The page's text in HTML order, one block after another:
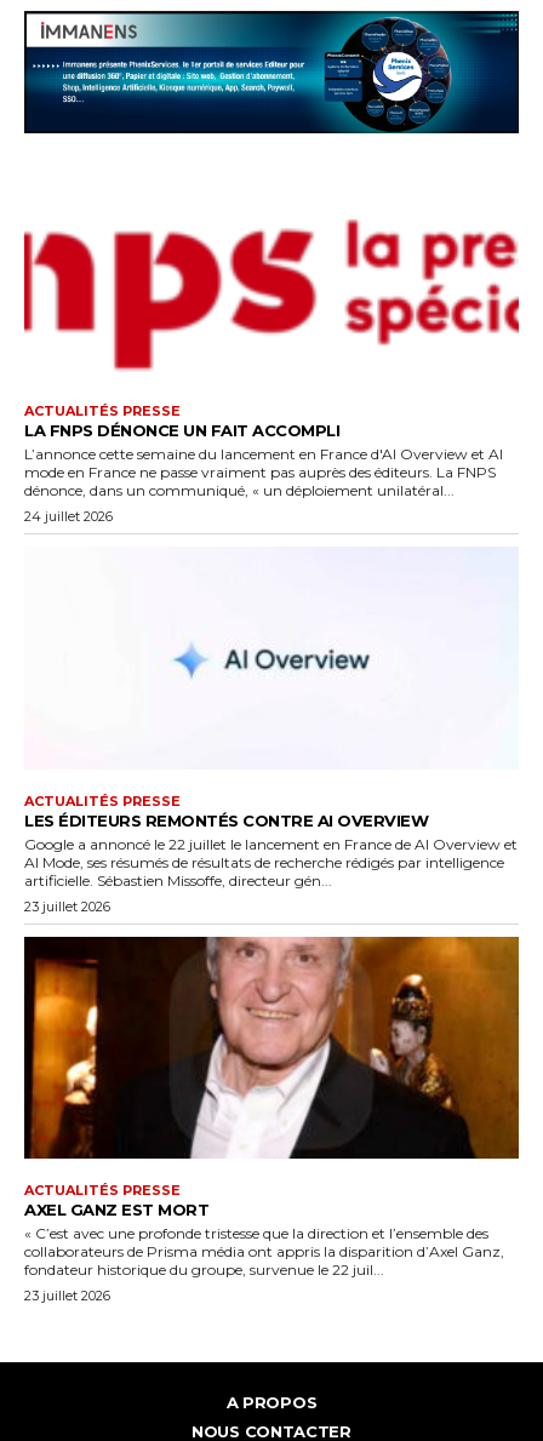
ACTUALITÉS PRESSE
LA FNPS DÉNONCE UN FAIT ACCOMPLI
L’annonce cette semaine du lancement en France d'AI Overview et AI
mode en France ne passe vraiment pas auprès des éditeurs. La FNPS
dénonce, dans un communiqué, « un déploiement unilatéral...
24 juillet 2026
ACTUALITÉS PRESSE
LES ÉDITEURS REMONTÉS CONTRE AI OVERVIEW
Google a annoncé le 22 juillet le lancement en France de AI Overview et
AI Mode, ses résumés de résultats de recherche rédigés par intelligence
artificielle. Sébastien Missoffe, directeur gén...
23 juillet 2026
ACTUALITÉS PRESSE
AXEL GANZ EST MORT
« C’est avec une profonde tristesse que la direction et l’ensemble des
collaborateurs de Prisma média ont appris la disparition d’Axel Ganz,
fondateur historique du groupe, survenue le 22 juil...
23 juillet 2026
A PROPOS
NOUS CONTACTER